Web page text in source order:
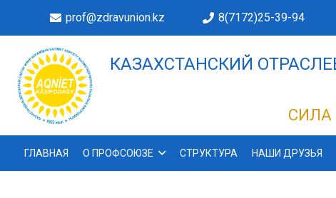
prof@zdravunion.kz 8(7172)25-39-94
КАЗАХСТАНСКИЙ
СИЛА
ГЛАВНАЯ О ПРОФСОЮЗЕ СТРУКТУРА НАШИ ДРУЗЬЯ